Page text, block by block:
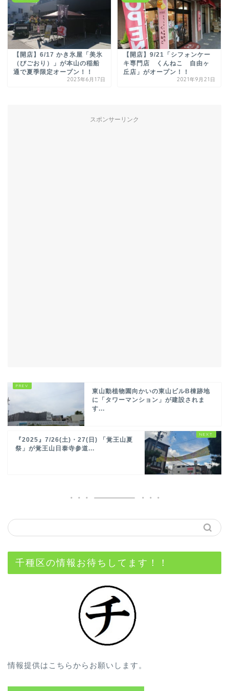
【開店】6/17 かき氷屋「美氷
（びごおり）」が本山の稲船
通で夏季限定オープン！！
2023年6月17日
【開店】9/21「シフォンケー
キ専門店 くんねこ 自由ヶ
丘店」がオープン！！
2021年9月21日
スポンサーリンク
東山動植物園向かいの東山ビルB棟跡地
に「タワーマンション」が建設されま
す...
『2025』7/26(土)・27(日) 「覚王山夏
祭」が覚王山日泰寺参道...
千種区の情報お待ちしてます！！
情報提供はこちらからお願いします。